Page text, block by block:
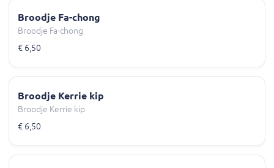
Broodje Fa-chong
Broodje Fa-chong
€ 6,50
Broodje Kerrie kip
Broodje Kerrie kip
€ 6,50